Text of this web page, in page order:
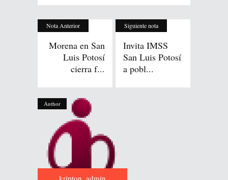
Nota Anterior
Morena en San
Luis Potosí
cierra f...
Siguiente nota
Invita IMSS
San Luis Potosí
a pobl...
Author
kripton_admin